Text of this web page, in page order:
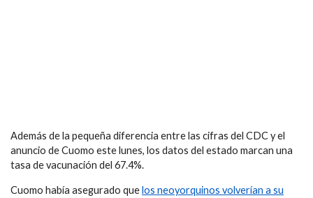
Además de la pequeña diferencia entre las cifras del CDC y el
anuncio de Cuomo este lunes, los datos del estado marcan una
tasa de vacunación del 67.4%.
Cuomo había asegurado quelos neoyorquinos volverían a su